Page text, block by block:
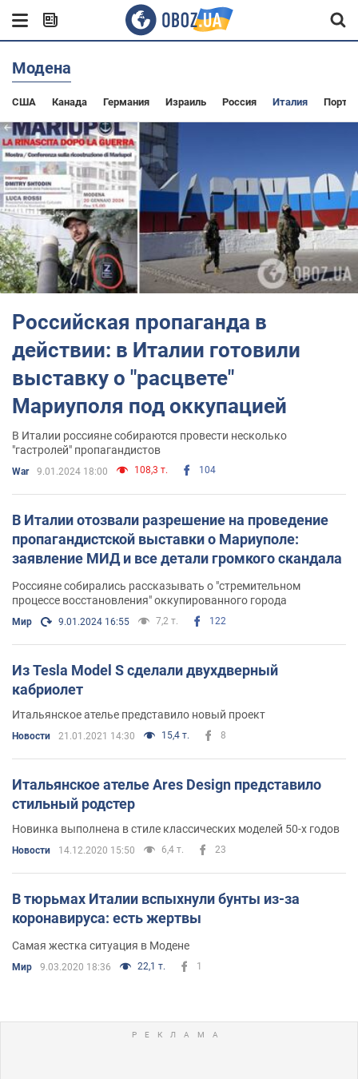
Модена
США Канада Германия Израиль Россия Италия
Российская пропаганда в
действии: в Италии готовили
выставку о "расцвете"
Мариуполя под оккупацией
В Италии россияне собираются провести несколько
"гастролей" пропагандистов
War 9.01.2024 18:00 108,3 т. 104
В Италии отозвали разрешение на проведение
пропагандистской выставки о Мариуполе:
заявление МИД и все детали громкого скандала
Россияне собирались рассказывать о "стремительном
процессе восстановления" оккупированного города
Мир 9.01.2024 16:55 7,2 т. 122
Из Tesla Model S сделали двухдверный
кабриолет
Итальянское ателье представило новый проект
Новости 21.01.2021 14:30 15,4 т. 8
Итальянское ателье Ares Design представило
стильный родстер
Новинка выполнена в стиле классических моделей 50-х годов
Новости 14.12.2020 15:50 6,4 т. 23
В тюрьмах Италии вспыхнули бунты из-за
коронавируса: есть жертвы
Самая жестка ситуация в Модене
Мир 9.03.2020 18:36 22,1 т. 1